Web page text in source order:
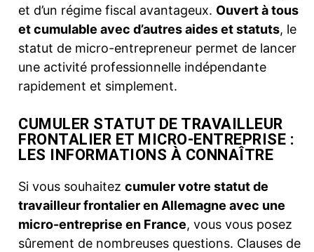
et d’un régime fiscal avantageux. Ouvert à tous
et cumulable avec d’autres aides et statuts, le
statut de micro-entrepreneur permet de lancer
une activité professionnelle indépendante
rapidement et simplement.
CUMULER STATUT DE TRAVAILLEUR
FRONTALIER ET MICRO-ENTREPRISE :
LES INFORMATIONS À CONNAÎTRE
Si vous souhaitez cumuler votre statut de
travailleur frontalier en Allemagne avec une
micro-entreprise en France, vous vous posez
sûrement de nombreuses questions. Clauses de